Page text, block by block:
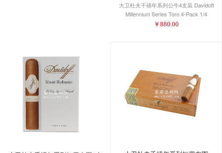
4-Pack 1/4
大卫杜夫千禧年系列公牛4支装 Davidoff
Millennium Series Toro 4-Pack 1/4
￥ 880.00